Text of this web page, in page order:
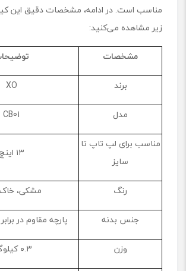
3
ن
مناسب است. در ادامه، مشخصات دقیق این
زیر مشاهده می‌کنید:
مشخصات
برند
XO
مدل
CB01
مناسب برای لپ ‌تاپ تا
سایز
۱۳ اینچ
رنگ
مشکی،
جنس بدنه
پارچه مقاوم در
وزن
۰.۳ کیلوگرم